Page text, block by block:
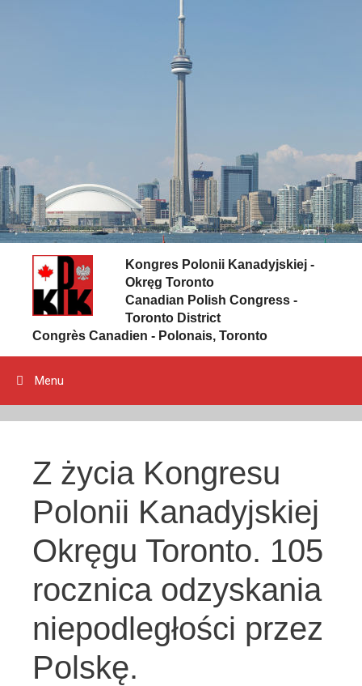
Kongres Polonii Kanadyjskiej -
Okręg Toronto
Canadian Polish Congress -
Toronto District
Congrès Canadien - Polonais, Toronto
Menu
Z życia Kongresu
Polonii Kanadyjskiej
Okręgu Toronto. 105
rocznica odzyskania
niepodległości przez
Polskę.